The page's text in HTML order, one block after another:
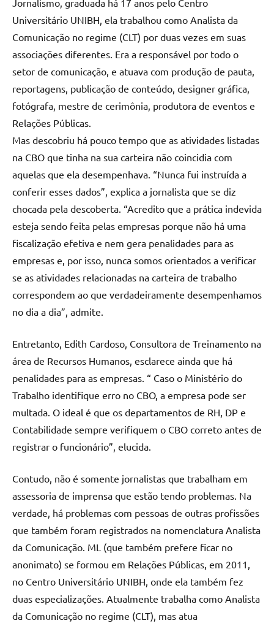
Jornalismo, graduada há 17 anos pelo Centro
Universitário UNIBH, ela trabalhou como Analista da
Comunicação no regime (CLT) por duas vezes em suas
associações diferentes. Era a responsável por todo o
setor de comunicação, e atuava com produção de pauta,
reportagens, publicação de conteúdo, designer gráfica,
fotógrafa, mestre de cerimônia, produtora de eventos e
Relações Públicas.
Mas descobriu há pouco tempo que as atividades listadas
na CBO que tinha na sua carteira não coincidia com
aquelas que ela desempenhava. “Nunca fui instruída a
conferir esses dados”, explica a jornalista que se diz
chocada pela descoberta. “Acredito que a prática indevida
esteja sendo feita pelas empresas porque não há uma
fiscalização efetiva e nem gera penalidades para as
empresas e, por isso, nunca somos orientados a verificar
se as atividades relacionadas na carteira de trabalho
correspondem ao que verdadeiramente desempenhamos
no dia a dia”, admite.
Entretanto, Edith Cardoso, Consultora de Treinamento na
área de Recursos Humanos, esclarece ainda que há
penalidades para as empresas. “ Caso o Ministério do
Trabalho identifique erro no CBO, a empresa pode ser
multada. O ideal é que os departamentos de RH, DP e
Contabilidade sempre verifiquem o CBO correto antes de
registrar o funcionário”, elucida.
Contudo, não é somente jornalistas que trabalham em
assessoria de imprensa que estão tendo problemas. Na
verdade, há problemas com pessoas de outras profissões
que também foram registrados na nomenclatura Analista
da Comunicação. ML (que também prefere ficar no
anonimato) se formou em Relações Públicas, em 2011,
no Centro Universitário UNIBH, onde ela também fez
duas especializações. Atualmente trabalha como Analista
da Comunicação no regime (CLT), mas atua